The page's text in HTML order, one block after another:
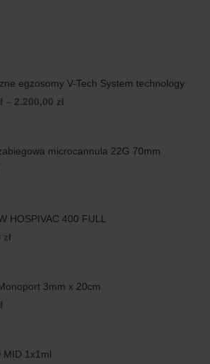
egzosomy V-Tech System technology
– 2.200,00 zł
microcannula 22G 70mm
HOSPIVAC 400 FULL
zł
3mm x 20cm
MID 1x1ml